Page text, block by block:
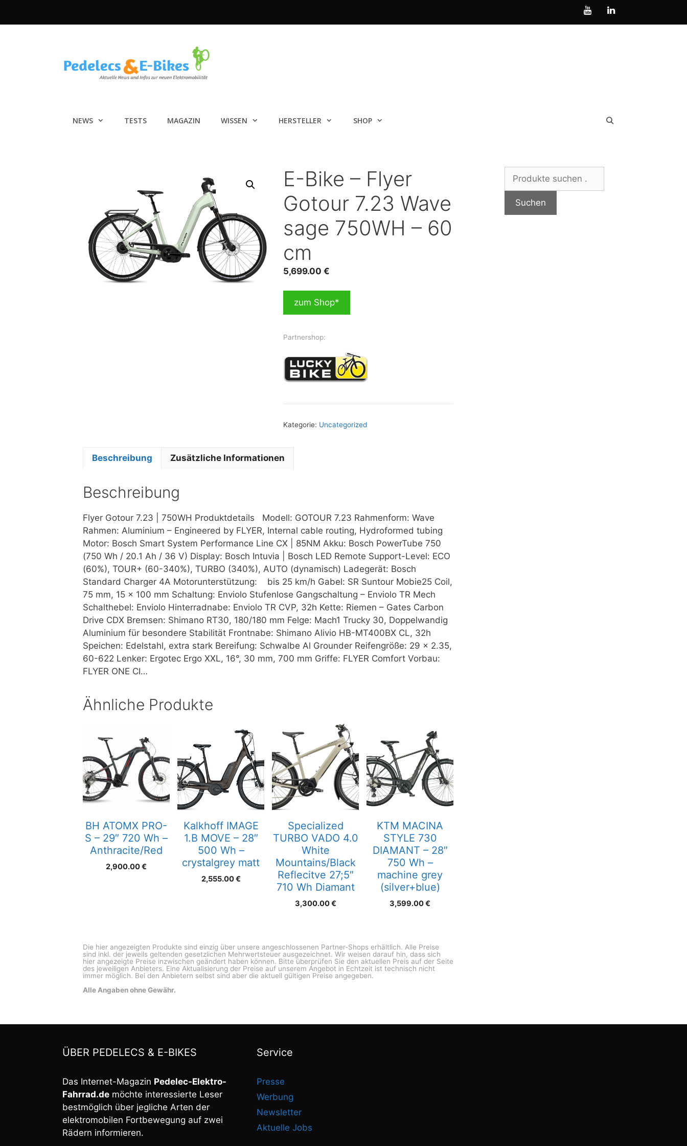
NEWS TESTS MAGAZIN WISSEN HERSTELLER SHOP
E-Bike – Flyer
Gotour 7.23 Wave
sage 750WH – 60
cm
5,699.00 €
zum Shop*
Partnershop:
Kategorie: Uncategorized
Beschreibung Zusätzliche Informationen
Beschreibung
Flyer Gotour 7.23 | 750WH Produktdetails Modell: GOTOUR 7.23 Rahmenform: Wave
Rahmen: Aluminium – Engineered by FLYER, Internal cable routing, Hydroformed tubing
Motor: Bosch Smart System Performance Line CX | 85NM Akku: Bosch PowerTube 750
(750 Wh / 20.1 Ah / 36 V) Display: Bosch Intuvia | Bosch LED Remote Support-Level: ECO
(60%), TOUR+ (60-340%), TURBO (340%), AUTO (dynamisch) Ladegerät: Bosch
Standard Charger 4A Motorunterstützung: bis 25 km/h Gabel: SR Suntour Mobie25 Coil,
75 mm, 15 x 100 mm Schaltung: Enviolo Stufenlose Gangschaltung – Enviolo TR Mech
Schalthebel: Enviolo Hinterradnabe: Enviolo TR CVP, 32h Kette: Riemen – Gates Carbon
Drive CDX Bremsen: Shimano RT30, 180/180 mm Felge: Mach1 Trucky 30, Doppelwandig
Aluminium für besondere Stabilität Frontnabe: Shimano Alivio HB-MT400BX CL, 32h
Speichen: Edelstahl, extra stark Bereifung: Schwalbe Al Grounder Reifengröße: 29 x 2.35,
60-622 Lenker: Ergotec Ergo XXL, 16°, 30 mm, 700 mm Griffe: FLYER Comfort Vorbau:
FLYER ONE CI…
Ähnliche Produkte
BH ATOMX PRO-
S – 29″ 720 Wh –
Anthracite/Red
2,900.00€
Kalkhoff IMAGE
1.B MOVE – 28″
500 Wh –
crystalgrey matt
2,555.00€
Specialized
TURBO VADO 4.0
White
Mountains/Black
Reflecitve 27;5″
710 Wh Diamant
3,300.00€
KTM MACINA
STYLE 730
DIAMANT – 28″
750 Wh –
machine grey
(silver+blue)
3,599.00€
Die hier angezeigten Produkte sind einzig über unsere angeschlossenen Partner-Shops erhältlich. Alle Preise
sind inkl. der jeweils geltenden gesetzlichen Mehrwertsteuer ausgezeichnet. Wir weisen darauf hin, dass sich
hier angezeigte Preise inzwischen geändert haben können. Bitte überprüfen Sie den aktuellen Preis auf der Seite
des jeweiligen Anbieters. Eine Aktualisierung der Preise auf unserem Angebot in Echtzeit ist technisch nicht
immer möglich. Bei den Anbietern selbst sind aber die aktuell gültigen Preise angegeben.
Alle Angaben ohne Gewähr.
nach:
Suchen
ÜBER PEDELECS & E-BIKES
Das Internet-Magazin Pedelec-Elektro-
Fahrrad.de möchte interessierte Leser
bestmöglich über jegliche Arten der
elektromobilen Fortbewegung auf zwei
Rädern informieren.
Service
Presse
Werbung
Newsletter
Aktuelle Jobs